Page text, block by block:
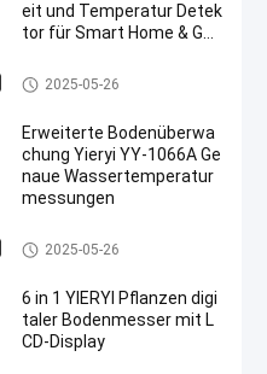
eit und Temperatur Detek
tor für Smart Home & Gar
Boden-Feuchtigkeitsprüfer
2025-05-26
Erweiterte Bodenüberwa
chung Yieryi YY-1066A Ge
naue Wassertemperatur
messungen
Boden-Feuchtigkeitsprüfer
2025-05-26
6 in 1 YIERYI Pflanzen digi
taler Bodenmesser mit L
CD-Display